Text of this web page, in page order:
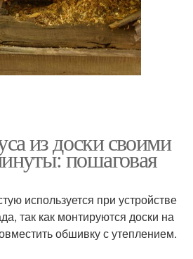
из доски своими
пошаговая
используется при устройстве
так как монтируются доски на
обшивку с утеплением.